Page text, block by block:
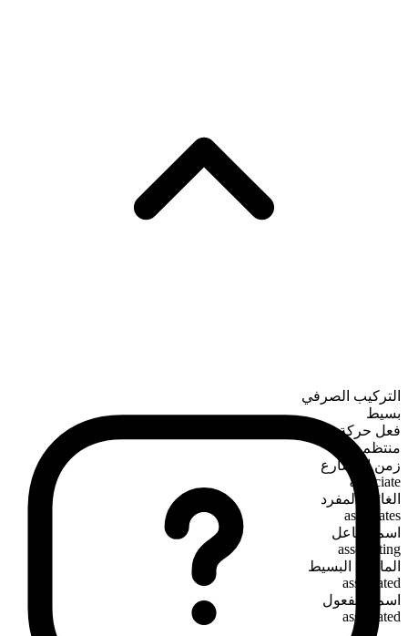
التركيب الصرفي
بسيط
فعل حركة
منتظم
زمن المضارع
associate
الغائب المفرد
associates
اسم الفاعل
associating
الماضي البسيط
associated
اسم المفعول
associated